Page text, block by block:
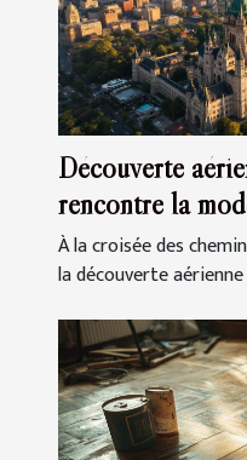
Découverte
rencontre la
À la croisée des
la découverte